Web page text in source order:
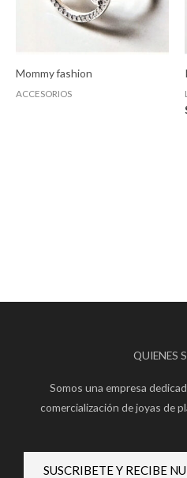
Mommy fashion
ACCESORIOS
QUIENES
Somos una empresa
comercialización de joyas de
SUSCRIBETE Y RECIBE